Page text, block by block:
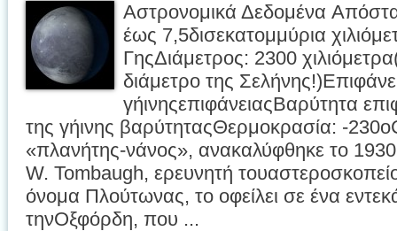
Αστρονομικά Δεδομένα
έως 7,5δισεκατομμύρια
ΓηςΔιάμετρος: 2300
διάμετρο της
γήινηςεπιφάνειαςΒαρύτητα
της γήινης βαρύτηταςΘερμοκρασία: -
«πλανήτης-νάνος», ανακαλύφθηκε το
W. Tombaugh, ερευνητή
όνομα Πλούτωνας, το οφείλει σε ένα
τηνΟξφόρδη, που ...